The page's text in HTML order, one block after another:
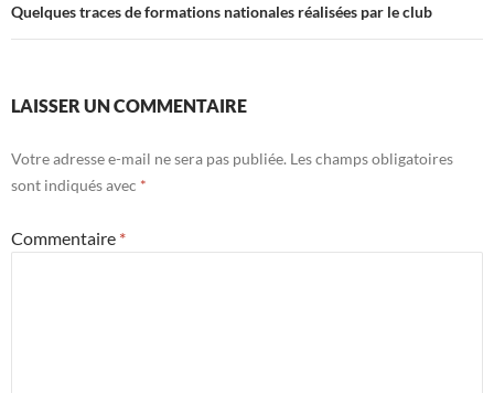
Quelques traces de formations nationales réalisées par le club
LAISSER UN COMMENTAIRE
Votre adresse e-mail ne sera pas publiée. Les champs obligatoires
sont indiqués avec *
Commentaire *